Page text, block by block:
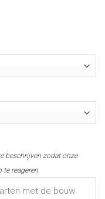
beschrijven zodat onze
reageren.